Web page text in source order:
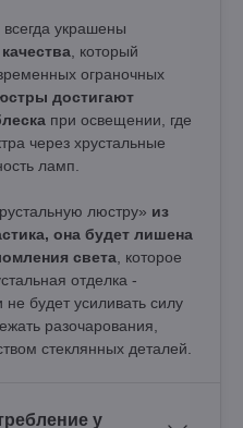
украшены
, который
ограночных
достигают
при освещении, где
через хрустальные
ламп.
люстру» из
она будет лишена
света , которое
отделка -
не будет усиливать силу
разочарования,
стеклянных деталей.
у